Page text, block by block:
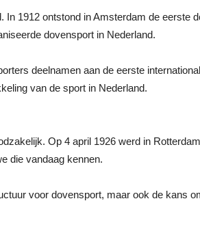
1912 ontstond in Amsterdam de eerste
dovensport in Nederland.
deelnamen aan de eerste
van de sport in Nederland.
Op 4 april 1926 werd in
die vandaag kennen.
voor dovensport, maar ook de kans